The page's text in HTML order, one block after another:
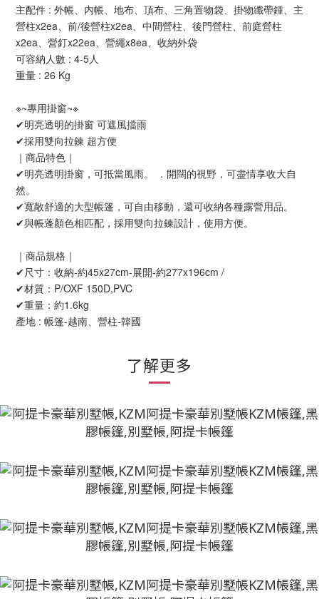
主配件 : 外帳、内帳、地布、頂布、三角置物袋、掛物纖帶鍾、主
營柱x2ea、前/後營柱x2ea、中間營柱、後門營柱、前庭營柱
x2ea、營釘x22ea、營繩x8ea、收納外袋
可容納人數 : 4-5人
重量 : 26 Kg
※~專用掛窗~※
✔明亮透明的掛窗 可遮風擋雨
✔採用雙向拉鍊 超方便
｜商品特色｜
✔明亮透明掛窗，可抵當風雨。 ．開闊的視野，可盡情享收大自
然。
✔寬敞舒適的大型帳篷，可自由移動，還可收納各種露營用品。
✔與帳蓬顏色相匹配，採用雙向拉鍊設計，使用方便。
｜商品規格｜
✔尺寸：收納-約45x27cm-展開-約277x196cm /
✔材質：P/OXF 150D,PVC
✔重量：約1.6kg
產地 : 帳篷-越南、營柱-韓國
了解更多